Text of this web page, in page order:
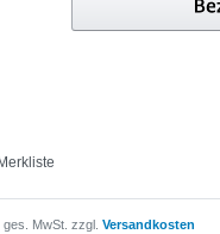
ges. MwSt. zzgl. Versandkosten